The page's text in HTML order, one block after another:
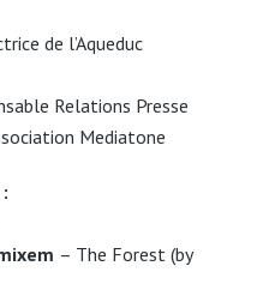
de l’Aqueduc
Relations Presse
Mediatone
– The Forest (by